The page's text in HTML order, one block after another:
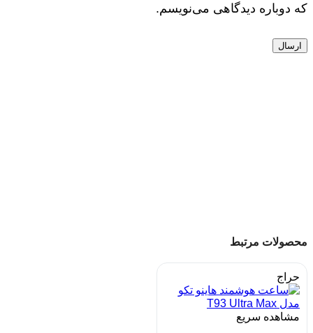
که دوباره دیدگاهی می‌نویسم.
محصولات مرتبط
حراج
مشاهده سریع